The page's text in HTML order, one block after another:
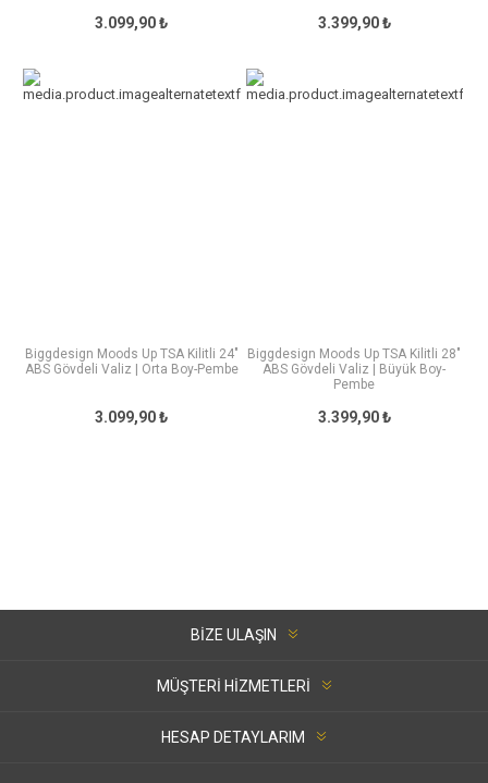
3.099,90 ₺ 3.399,90 ₺
Biggdesign Moods Up TSA Kilitli 24"
ABS Gövdeli Valiz | Orta Boy-Pembe
3.099,90 ₺
Biggdesign Moods Up TSA Kilitli 28"
ABS Gövdeli Valiz | Büyük Boy-
Pembe
3.399,90 ₺
BIZE ULAŞIN
MÜŞTERI HIZMETLERI
HESAP DETAYLARIM